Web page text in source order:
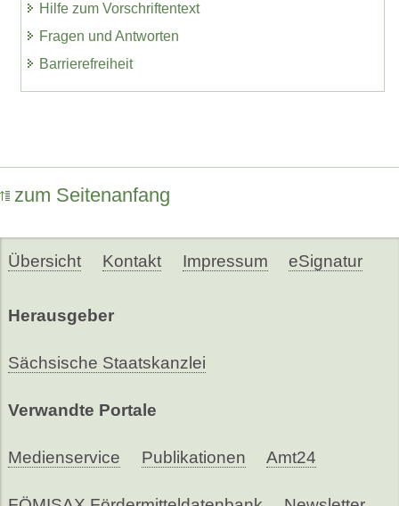
Hilfe zum Vorschriftentext
Fragen und Antworten
Barrierefreiheit
zum Seitenanfang
Übersicht Kontakt Impressum eSignatur
Herausgeber
Sächsische Staatskanzlei
Verwandte Portale
Medienservice Publikationen Amt24